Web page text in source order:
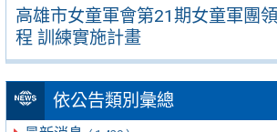
高雄市女童軍會第21期女童軍團
程 訓練實施計畫
依公告類別彙總